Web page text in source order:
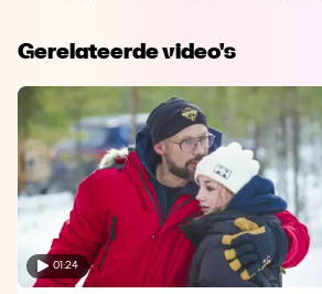
Gerelateerde video's
01:24